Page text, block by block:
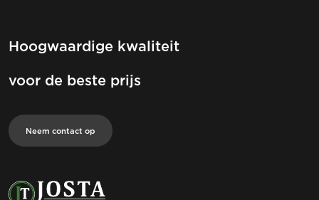
Hoogwaardige kwaliteit
voor de beste prijs
Neem contact op